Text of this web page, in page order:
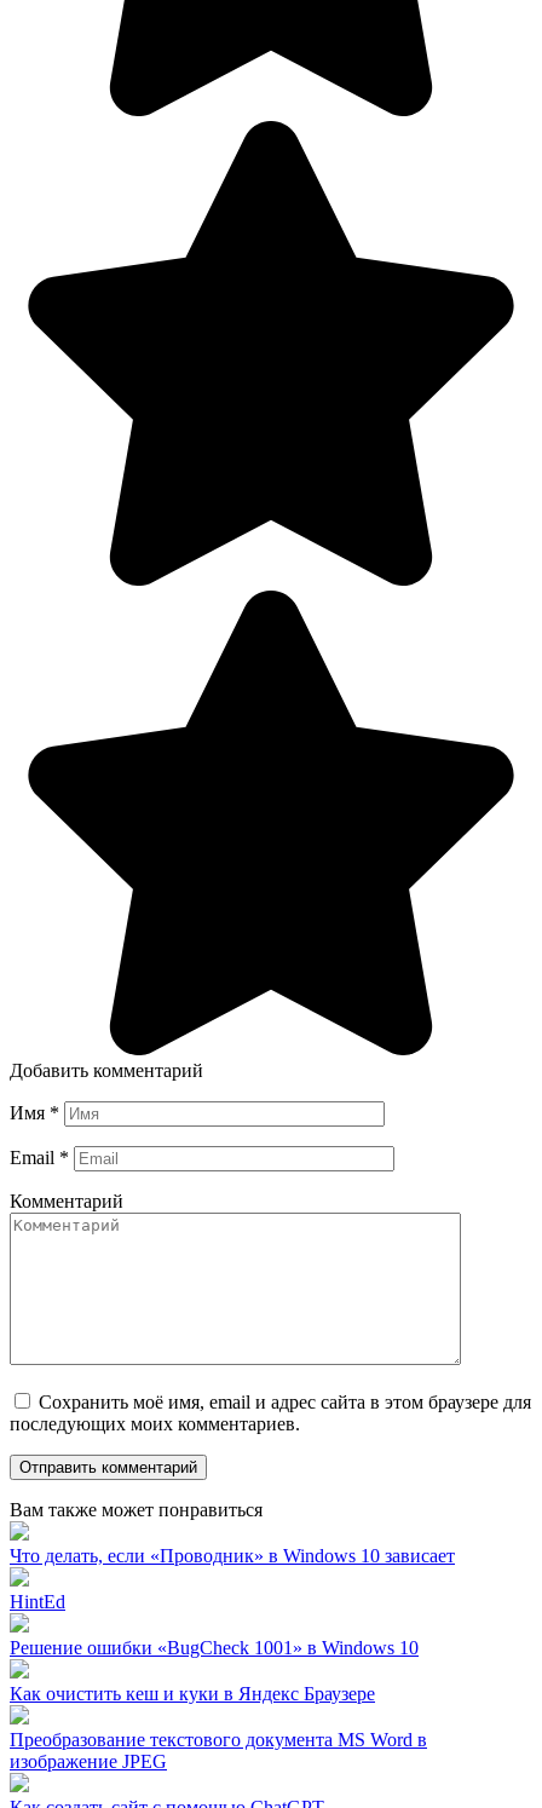
Добавить комментарий
Имя *
Email *
Комментарий
Сохранить моё имя, email и адрес сайта в этом браузере для
последующих моих комментариев.
Вам также может понравиться
Что делать, если «Проводник» в Windows 10 зависает
HintEd
Решение ошибки «BugCheck 1001» в Windows 10
Как очистить кеш и куки в Яндекс Браузере
Преобразование текстового документа MS Word в
изображение JPEG